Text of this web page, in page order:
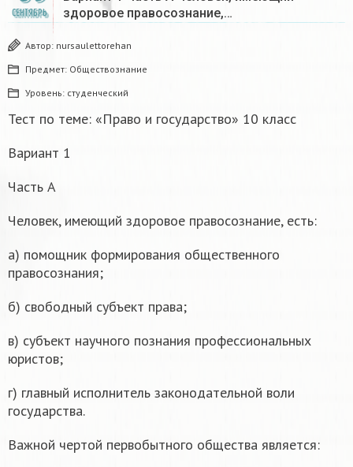
СЕНТЯБРЬ
здоровое правосознание,…
Автор: nursaulettorehan
Предмет: Обществознание
Уровень: студенческий
Тест по теме: «Право и государство» 10 класс
Вариант 1
Часть А
Человек, имеющий здоровое правосознание, есть:
а) помощник формирования общественного
правосознания;
б) свободный субъект права;
в) субъект научного познания профессиональных
юристов;
г) главный исполнитель законодательной воли
государства.
Важной чертой первобытного общества является: